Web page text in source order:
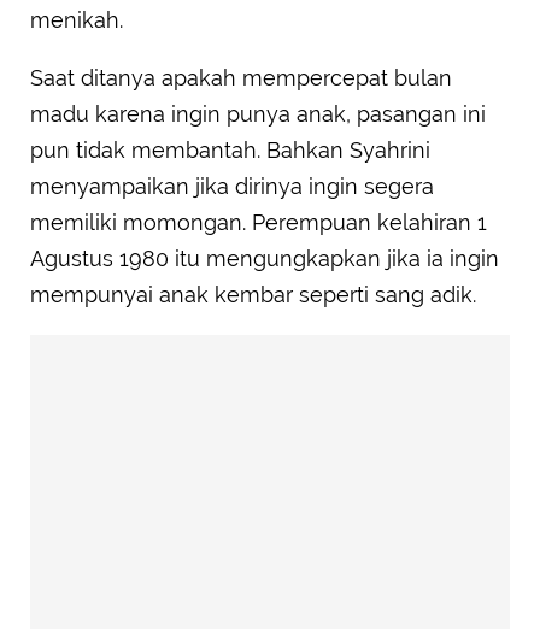
menikah.
Saat ditanya apakah mempercepat bulan
madu karena ingin punya anak, pasangan ini
pun tidak membantah. Bahkan Syahrini
menyampaikan jika dirinya ingin segera
memiliki momongan. Perempuan kelahiran 1
Agustus 1980 itu mengungkapkan jika ia ingin
mempunyai anak kembar seperti sang adik.